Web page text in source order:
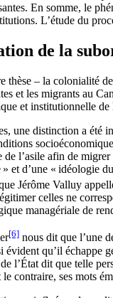
En somme, le
L’étude du
de la
thèse – la colonialité
et les migrants au
et institutionnelle
une distinction a été
de l’asile afin de
et d’une « idéologie
Jérôme Valluy
celles ne
managériale de
[6] nous dit que l’une
qu’il échappe
l’État dit que telle
contraire, ses mots